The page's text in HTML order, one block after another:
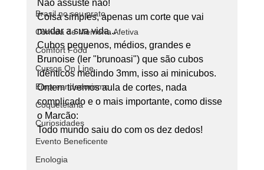
Brasil no seu prato
Comida de Memoria Afetiva
Comfort Food
Cursos On Line
Empreendedorismo
Coquetelaria
Curiosidades
Evento Beneficente
Enologia
Não assuste não!
Coisa simples, apenas um corte que vai
mudar a sua vida...
Cubos pequenos, médios, grandes e
Brunoise (ler "brunoasi") que são cubos
idênticos medindo 3mm, isso ai minicubos.
Ontem tivemos aula de cortes, nada
complicado e o mais importante, como disse
o Marcão:
Todo mundo saiu do com os dez dedos!